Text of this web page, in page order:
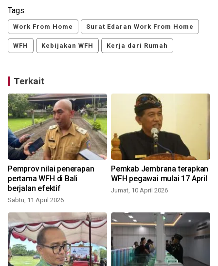
Tags:
Work From Home Surat Edaran Work From Home
WFH Kebijakan WFH Kerja dari Rumah
Terkait
Pemprov nilai penerapan
pertama WFH di Bali
berjalan efektif
Sabtu, 11 April 2026
Pemkab Jembrana terapkan
WFH pegawai mulai 17 April
Jumat, 10 April 2026